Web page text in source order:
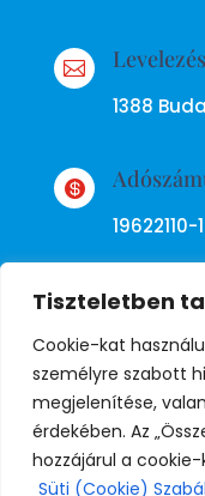
Tiszteletben
Cookie-kat
személyre szabott
megjelenítése,
érdekében. Az
hozzájárul a
Süti (Cookie)

1388

19622110-
Adatkezelési